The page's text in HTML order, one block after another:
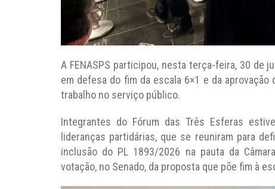
A FENASPS participou, nesta terça-feira, 30 de
em defesa do fim da escala 6×1 e da
trabalho no serviço público.
Integrantes do Fórum das Três Esferas
lideranças partidárias, que se reuniram para
inclusão do PL 1893/2026 na pauta da
votação, no Senado, da proposta que põe fim à